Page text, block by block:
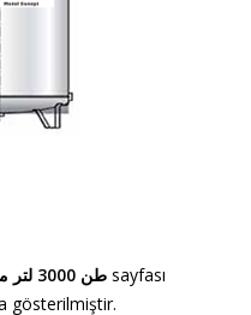
3 طن 3000 لتر مستودع الفولاذ المقاوم للصدأ العمودي sayfası
gösterilmiştir.